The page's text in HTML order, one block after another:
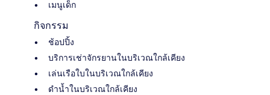
เมนูเด็ก
กิจกรรม
ช้อปปิ้ง
บริการเช่าจักรยานในบริเวณใกล้เคียง
เล่นเรือใบในบริเวณใกล้เคียง
ดำน้ำในบริเวณใกล้เคียง